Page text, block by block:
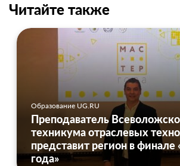
Читайте также
Образование UG.RU
Преподаватель
техникума отраслевых
представит регион в финале
года»